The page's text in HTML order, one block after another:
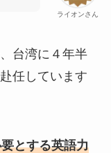
ライオンさん
台湾に４年半
任しています
とする英語力